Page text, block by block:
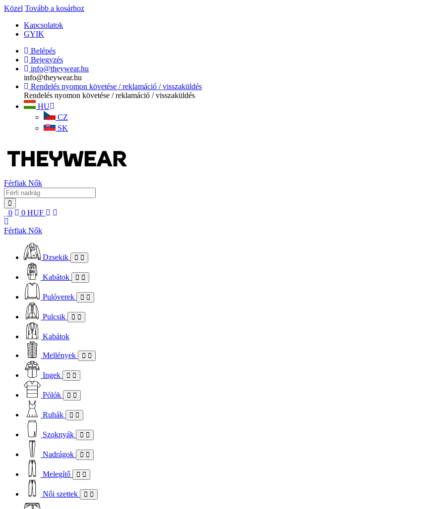
Közel Tovább a kosárhoz
Kapcsolatok
GYIK
Belépés
Bejegyzés
info@theywear.hu
info@theywear.hu
Rendelés nyomon követése / reklamáció / visszaküldés
Rendelés nyomon követése / reklamáció / visszaküldés
HU
CZ
SK
Férfiak Nők
0 0 HUF
Férfiak Nők
Dzsekik
Kabátok
Pulóverek
Pulcsik
Kabátok
Mellények
Ingek
Pólók
Ruhák
Szoknyák
Nadrágok
Melegítő
Női szettek